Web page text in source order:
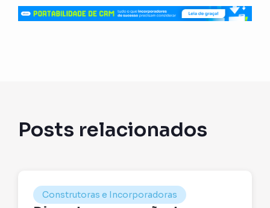
Posts relacionados
Construtoras e Incorporadoras